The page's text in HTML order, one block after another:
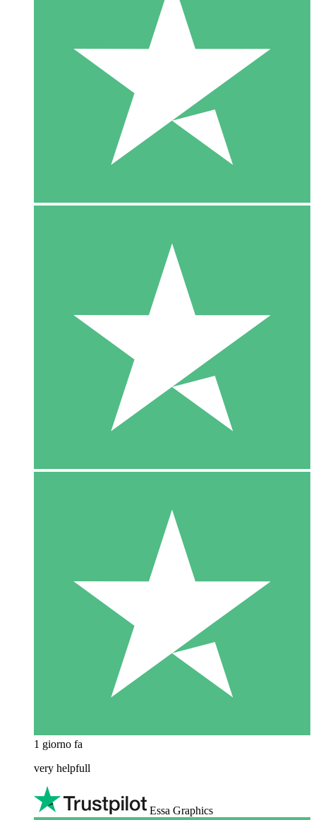
1 giorno fa
very helpfull
Essa Graphics